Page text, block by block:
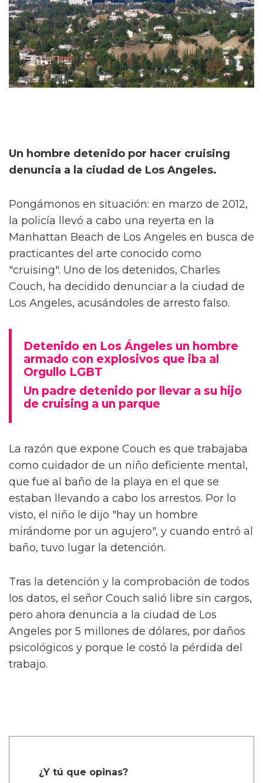
Un hombre detenido por hacer cruising
denuncia a la ciudad de Los Angeles.
Pongámonos en situación: en marzo de 2012,
la policía llevó a cabo una reyerta en la
Manhattan Beach de Los Angeles en busca de
practicantes del arte conocido como
"cruising". Uno de los detenidos, Charles
Couch, ha decidido denunciar a la ciudad de
Los Angeles, acusándoles de arresto falso.
Detenido en Los Ángeles un hombre
armado con explosivos que iba al
Orgullo LGBT
Un padre detenido por llevar a su hijo
de cruising a un parque
La razón que expone Couch es que trabajaba
como cuidador de un niño deficiente mental,
que fue al baño de la playa en el que se
estaban llevando a cabo los arrestos. Por lo
visto, el niño le dijo "hay un hombre
mirándome por un agujero", y cuando entró al
baño, tuvo lugar la detención.
Tras la detención y la comprobación de todos
los datos, el señor Couch salió libre sin cargos,
pero ahora denuncia a la ciudad de Los
Angeles por 5 millones de dólares, por daños
psicológicos y porque le costó la pérdida del
trabajo.
¿Y tú que opinas?